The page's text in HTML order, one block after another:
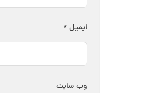
ایمیل *
وب‌ سایت